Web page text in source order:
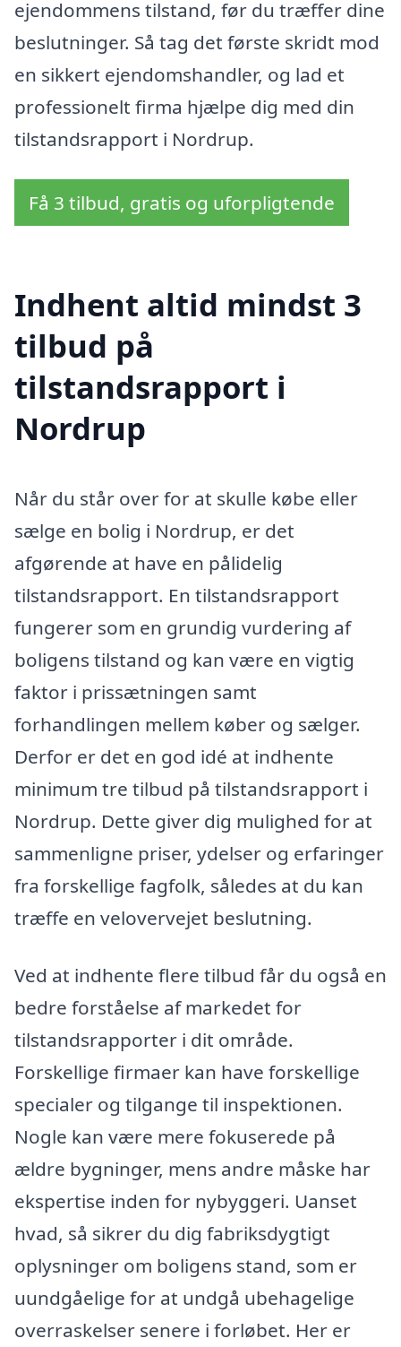
ejendommens tilstand, før du træffer dine
beslutninger. Så tag det første skridt mod
en sikkert ejendomshandler, og lad et
professionelt firma hjælpe dig med din
tilstandsrapport i Nordrup.
Få 3 tilbud, gratis og uforpligtende
Indhent altid mindst 3
tilbud på
tilstandsrapport i
Nordrup
Når du står over for at skulle købe eller
sælge en bolig i Nordrup, er det
afgørende at have en pålidelig
tilstandsrapport. En tilstandsrapport
fungerer som en grundig vurdering af
boligens tilstand og kan være en vigtig
faktor i prissætningen samt
forhandlingen mellem køber og sælger.
Derfor er det en god idé at indhente
minimum tre tilbud på tilstandsrapport i
Nordrup. Dette giver dig mulighed for at
sammenligne priser, ydelser og erfaringer
fra forskellige fagfolk, således at du kan
træffe en velovervejet beslutning.
Ved at indhente flere tilbud får du også en
bedre forståelse af markedet for
tilstandsrapporter i dit område.
Forskellige firmaer kan have forskellige
specialer og tilgange til inspektionen.
Nogle kan være mere fokuserede på
ældre bygninger, mens andre måske har
ekspertise inden for nybyggeri. Uanset
hvad, så sikrer du dig fabriksdygtigt
oplysninger om boligens stand, som er
uundgåelige for at undgå ubehagelige
overraskelser senere i forløbet. Her er